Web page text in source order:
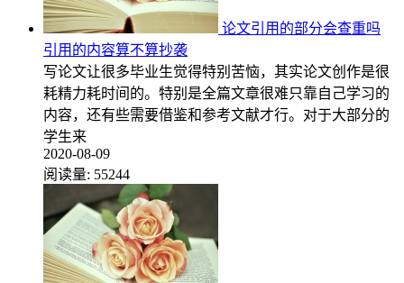
论文引用的部分会查重吗
引用的内容算不算抄袭
写论文让很多毕业生觉得特别苦恼，其实论文创作是很
耗精力耗时间的。特别是全篇文章很难只靠自己学习的
内容，还有些需要借鉴和参考文献才行。对于大部分的
学生来
2020-08-09
阅读量: 55244